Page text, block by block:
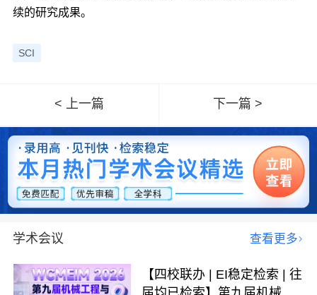
续的研究成果。
SCI
< 上一篇 下一篇 >
学术会议 查看更多
【四校联办 | EI稳定检索 | 往